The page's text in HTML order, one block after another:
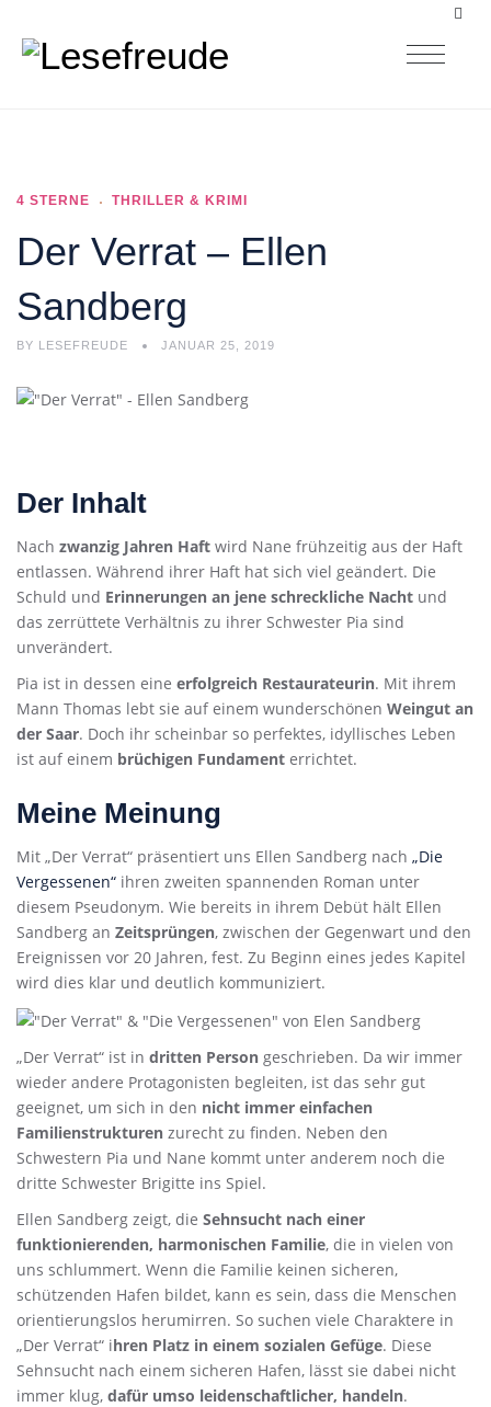
4 STERNE THRILLER & KRIMI
Der Verrat – Ellen
Sandberg
BY LESEFREUDE JANUAR 25, 2019
Der Inhalt
Nach zwanzig Jahren Haft wird Nane frühzeitig aus der Haft
entlassen. Während ihrer Haft hat sich viel geändert. Die
Schuld und Erinnerungen an jene schreckliche Nacht und
das zerrüttete Verhältnis zu ihrer Schwester Pia sind
unverändert.
Pia ist in dessen eine erfolgreich Restaurateurin. Mit ihrem
Mann Thomas lebt sie auf einem wunderschönen Weingut an
der Saar. Doch ihr scheinbar so perfektes, idyllisches Leben
ist auf einem brüchigen Fundament errichtet.
Meine Meinung
Mit „Der Verrat“ präsentiert uns Ellen Sandberg nach „Die
Vergessenen“ ihren zweiten spannenden Roman unter
diesem Pseudonym. Wie bereits in ihrem Debüt hält Ellen
Sandberg an Zeitsprüngen, zwischen der Gegenwart und den
Ereignissen vor 20 Jahren, fest. Zu Beginn eines jedes Kapitel
wird dies klar und deutlich kommuniziert.
„Der Verrat“ ist in dritten Person geschrieben. Da wir immer
wieder andere Protagonisten begleiten, ist das sehr gut
geeignet, um sich in den nicht immer einfachen
Familienstrukturen zurecht zu finden. Neben den
Schwestern Pia und Nane kommt unter anderem noch die
dritte Schwester Brigitte ins Spiel.
Ellen Sandberg zeigt, die Sehnsucht nach einer
funktionierenden, harmonischen Familie, die in vielen von
uns schlummert. Wenn die Familie keinen sicheren,
schützenden Hafen bildet, kann es sein, dass die Menschen
orientierungslos herumirren. So suchen viele Charaktere in
„Der Verrat“ ihren Platz in einem sozialen Gefüge. Diese
Sehnsucht nach einem sicheren Hafen, lässt sie dabei nicht
immer klug, dafür umso leidenschaftlicher, handeln.